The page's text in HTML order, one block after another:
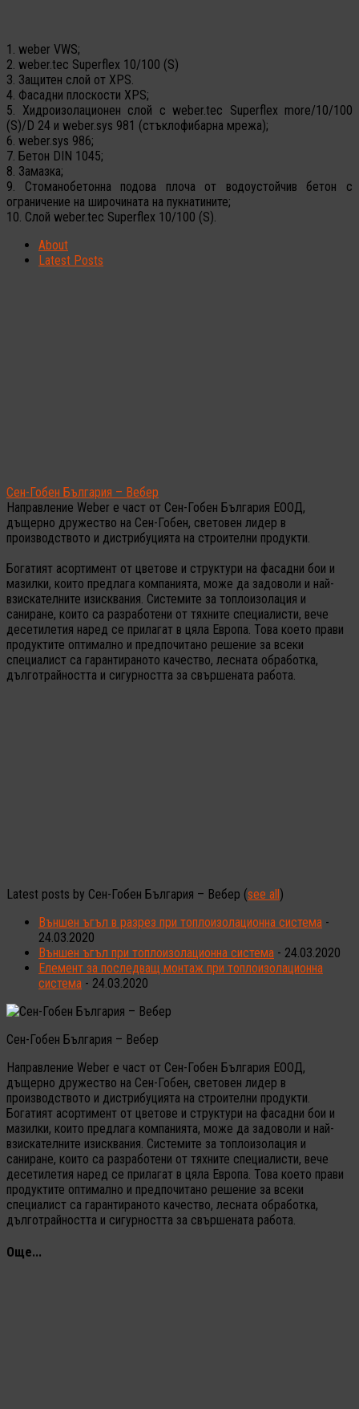
1. weber VWS;
2. weber.tec Superflex 10/100 (S)
3. Защитен слой от XPS.
4. Фасадни плоскости XPS;
5. Хидроизолационен слой с weber.tec Superflex more/10/100
(S)/D 24 и weber.sys 981 (стъклофибарна мрежа);
6. weber.sys 986;
7. Бетон DIN 1045;
8. Замазка;
9. Стоманобетонна подова плоча от водоустойчив бетон с
ограничение на широчината на пукнатините;
10. Слой weber.tec Superflex 10/100 (S).
About
Latest Posts
Сен-Гобен България – Вебер
Направление Weber е част от Сен-Гобен България ЕООД,
дъщерно дружество на Сен-Гобен, световен лидер в
производството и дистрибуцията на строителни продукти.
Богатият асортимент от цветове и структури на фасадни бои и
мазилки, които предлага компанията, може да задоволи и най-
взискателните изисквания. Системите за топлоизолация и
саниране, които са разработени от тяхните специалисти, вече
десетилетия наред се прилагат в цяла Европа. Това което прави
продуктите оптимално и предпочитано решение за всеки
специалист са гарантираното качество, лесната обработка,
дълготрайността и сигурността за свършената работа.
Latest posts by Сен-Гобен България – Вебер (see all)
Външен ъгъл в разрез при топлоизолационна система -
24.03.2020
Външен ъгъл при топлоизолационна система - 24.03.2020
Елемент за последващ монтаж при топлоизолационна
система - 24.03.2020
Сен-Гобен България – Вебер
Направление Weber е част от Сен-Гобен България ЕООД,
дъщерно дружество на Сен-Гобен, световен лидер в
производството и дистрибуцията на строителни продукти.
Богатият асортимент от цветове и структури на фасадни бои и
мазилки, които предлага компанията, може да задоволи и най-
взискателните изисквания. Системите за топлоизолация и
саниране, които са разработени от тяхните специалисти, вече
десетилетия наред се прилагат в цяла Европа. Това което прави
продуктите оптимално и предпочитано решение за всеки
специалист са гарантираното качество, лесната обработка,
дълготрайността и сигурността за свършената работа.
Още...